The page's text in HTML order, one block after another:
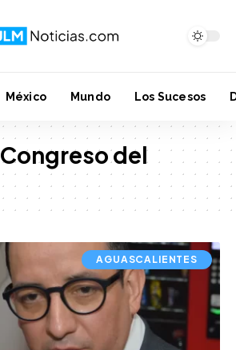
México Mundo Los Sucesos
Congreso del
AGUASCALIENTES